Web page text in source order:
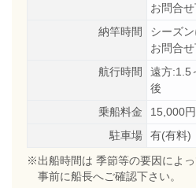
※出船時間は 季節等の要因によっ
事前に船長へご確認下さい。
お問合せ
納竿時間
シーズ
お問合せ
航行時間
遠方:1.5
後
乗船料金
15,000
駐車場
有(有料)